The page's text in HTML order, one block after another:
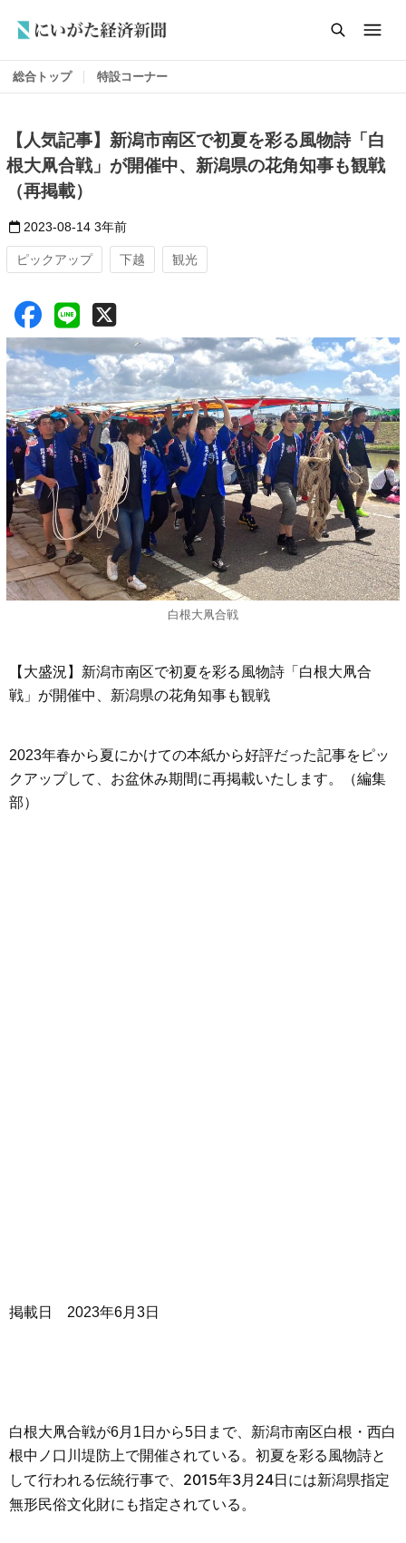
総合トップ 特設コーナー
【人気記事】新潟市南区で初夏を彩る風物詩「白
根大凧合戦」が開催中、新潟県の花角知事も観戦
（再掲載）
2023-08-14 3年前
ピックアップ 下越 観光
白根大凧合戦
【大盛況】新潟市南区で初夏を彩る風物詩「白根大凧合
戦」が開催中、新潟県の花角知事も観戦
2023年春から夏にかけての本紙から好評だった記事をピッ
クアップして、お盆休み期間に再掲載いたします。（編集
部）
掲載日 2023年6月3日
白根大凧合戦が6月1日から5日まで、新潟市南区白根・西白
根中ノ口川堤防上で開催されている。初夏を彩る風物詩と
して行われる伝統行事で、 2015年3月24日には新潟県指定
無形民俗文化財にも指定されている。